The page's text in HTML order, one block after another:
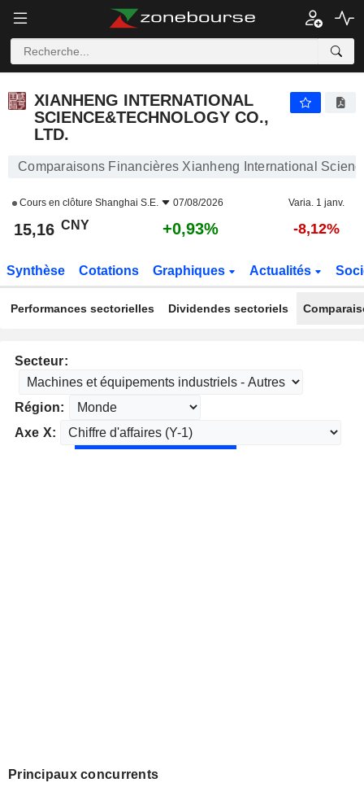
XIANHENG INTERNATIONAL
SCIENCE&TECHNOLOGY CO.,
LTD.
Comparaisons Financières Xianheng International
Cours en clôture Shanghai S.E. 07/08/2026 Varia. 1 janv.
15,16 CNY +0,93% -8,12%
Synthèse Cotations Graphiques Actualités
Performances sectorielles Dividendes sectoriels
Secteur:
Région:
Axe X:
Principaux concurrents